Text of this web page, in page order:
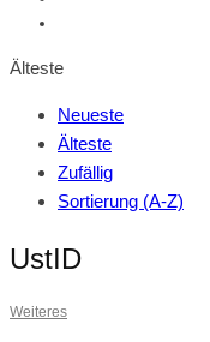
Älteste
Neueste
Älteste
Zufällig
Sortierung (A-Z)
UstID
Weiteres